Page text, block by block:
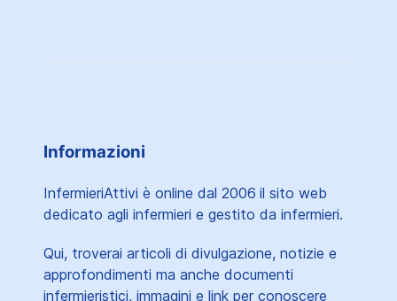
Informazioni
InfermieriAttivi è online dal 2006 il sito web
dedicato agli infermieri e gestito da infermieri.
Qui, troverai articoli di divulgazione, notizie e
approfondimenti ma anche documenti
infermieristici, immagini e link per conoscere